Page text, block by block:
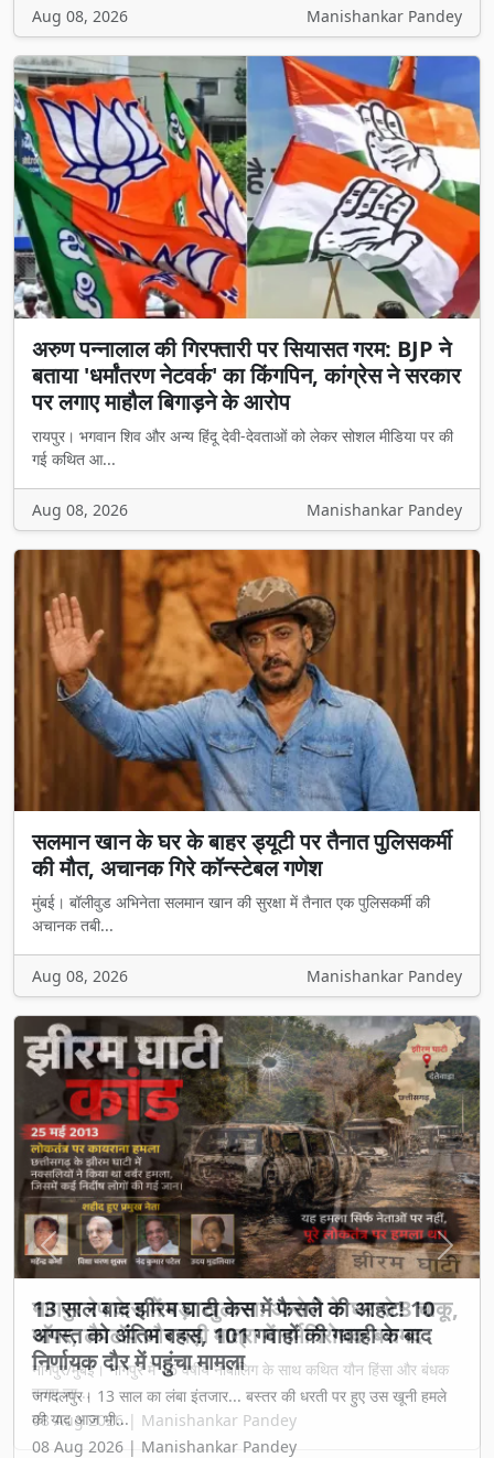
Aug 08, 2026 Manishankar Pandey
अरुण पन्नालाल की गिरफ्तारी पर सियासत गरम: BJP ने
बताया 'धर्मांतरण नेटवर्क' का किंगपिन, कांग्रेस ने सरकार
पर लगाए माहौल बिगाड़ने के आरोप
रायपुर। भगवान शिव और अन्य हिंदू देवी-देवताओं को लेकर सोशल मीडिया पर की
गई कथित आ...
Aug 08, 2026 Manishankar Pandey
सलमान खान के घर के बाहर ड्यूटी पर तैनात पुलिसकर्मी
की मौत, अचानक गिरे कॉन्स्टेबल गणेश
मुंबई। बॉलीवुड अभिनेता सलमान खान की सुरक्षा में तैनात एक पुलिसकर्मी की
अचानक तबी...
Aug 08, 2026 Manishankar Pandey
13 साल बाद झीरम घाटी केस में फैसले की आहट! 10
अगस्त को अंतिम बहस, 101 गवाहों की गवाही के बाद
निर्णायक दौर में पहुंचा मामला
जगदलपुर। 13 साल का लंबा इंतजार... बस्तर की धरती पर हुए उस खूनी हमले
की याद आज भी...
08 Aug 2026 | Manishankar Pandey
Previous Next